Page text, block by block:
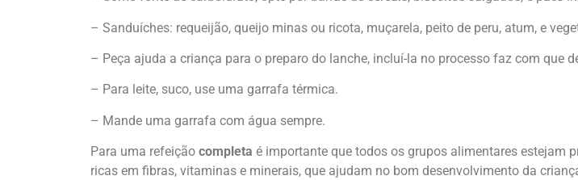
– Sanduíches: requeijão, queijo minas ou ricota, muçarela, peito de peru, atum, e
– Peça ajuda a criança para o preparo do lanche, incluí-la no processo faz com que
– Para leite, suco, use uma garrafa térmica.
– Mande uma garrafa com água sempre.
Para uma refeição completa é importante que todos os grupos alimentares estejam
ricas em fibras, vitaminas e minerais, que ajudam no bom desenvolvimento da